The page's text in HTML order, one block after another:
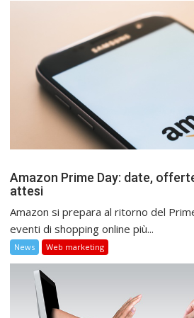
Amazon Prime Day: date,
attesi
Amazon si prepara al ritorno del
eventi di shopping online più...
News Web marketing